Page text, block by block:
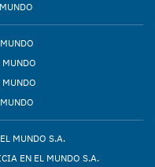
MUNDO S.A.
EN EL MUNDO S.A.